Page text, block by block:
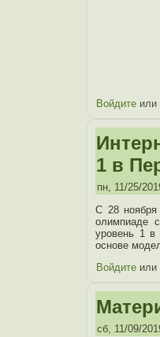
Войдите или
1 в
пн, 11/25/
С 28 ноября
олимпиаде
уровень 1
основе
Войдите или
сб, 11/09/